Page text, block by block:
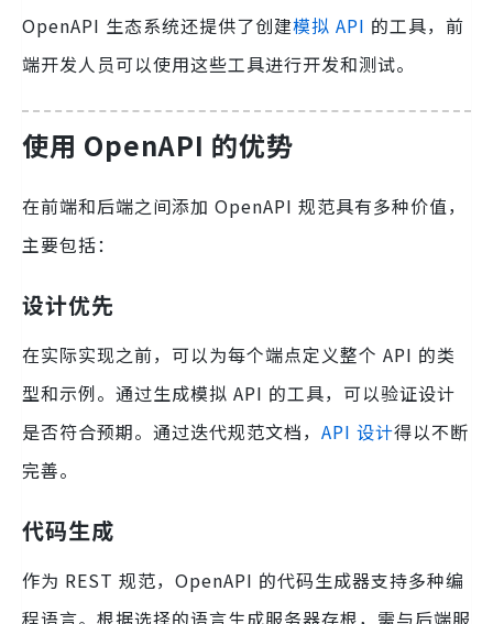
OpenAPI 生态系统还提供了创建模拟 API 的工具，前
端开发人员可以使用这些工具进行开发和测试。
使用 OpenAPI 的优势
在前端和后端之间添加 OpenAPI 规范具有多种价值，
主要包括：
设计优先
在实际实现之前，可以为每个端点定义整个 API 的类
型和示例。通过生成模拟 API 的工具，可以验证设计
是否符合预期。通过迭代规范文档， API 设计得以不断
完善。
代码生成
作为 REST 规范，OpenAPI 的代码生成器支持多种编